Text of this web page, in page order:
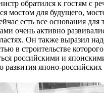
обратился к гостям с
мостом для будущего,
есть все основания
очень активно
Он также выразил
в строительстве
российскими и
развития японо-